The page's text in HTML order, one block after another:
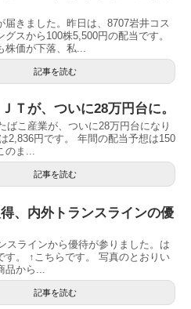
届きました。昨日は、8707岩井コス
グスから100株5,500円の配当です。
株価が下落、私...
記事を読む
Ｔが、ついに28万円台に。
ばこ産業が、ついに28万円台になり
2,836円です。 年間の配当予想は150
のま...
記事を読む
、内外トランスラインの優
スラインから優待が参りました。は
す。 ↑こちらです。 写真のとおりい
品から...
記事を読む